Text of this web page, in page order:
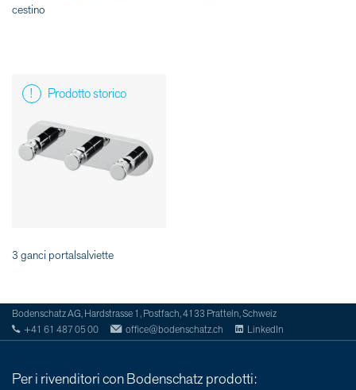
cestino
Prodotto storico
3 ganci portalsalviette
Bodenschatz AG, Hardstrasse 1, Postfach, 4133 Pratteln, Schweiz
+41 61 487 05 00
office@bodenschatz.ch LinkedIn
Per i rivenditori con Bodenschatz prodotti: